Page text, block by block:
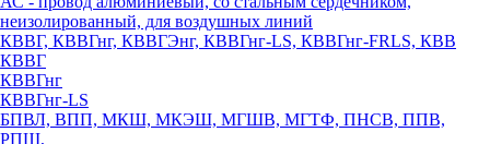
неизолированный, для воздушных линий
КВВГ, КВВГнг, КВВГЭнг, КВВГнг-LS, КВВГнг-FRLS, КВВ
КВВГ
КВВГнг
КВВГнг-LS
БПВЛ, ВПП, МКШ, МКЭШ, МГШВ, МГТФ, ПНСВ, ППВ,
РПШ,